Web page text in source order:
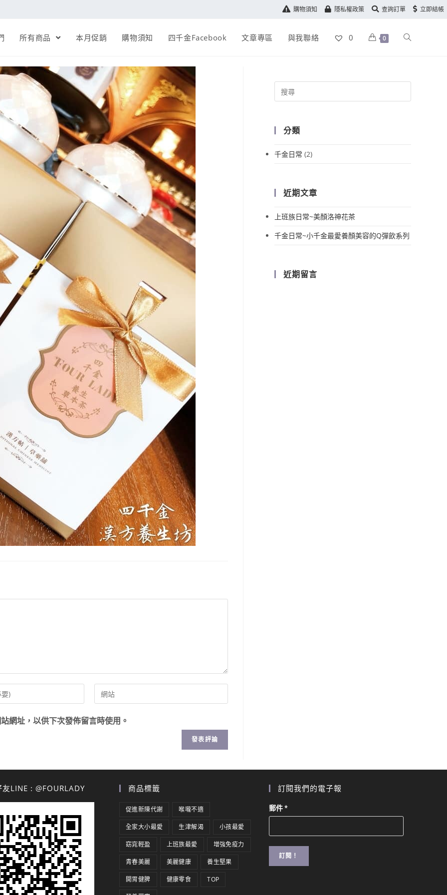
購物須知 隱私權政策 查詢訂單 立即結帳
所有商品 本月促銷 購物須知 四千金Facebook 文章專區 與我聯絡 0 0
網址，以供下次發佈留言時使用。
分類
千金日常 (2)
近期文章
上班族日常~美顏洛神花茶
千金日常~小千金最愛養顏美容的Q彈飲系列
近期留言
友LINE : @FOURLADY 商品標籤
促進新陳代謝 喉嚨不適
全家大小最愛 生津解渴 小孩最愛
窈窕輕盈 上班族最愛 增強免疫力
青春美麗 美麗健康 養生堅果
開胃健脾 健康零食 TOP
訂閱我們的電子報
郵件*